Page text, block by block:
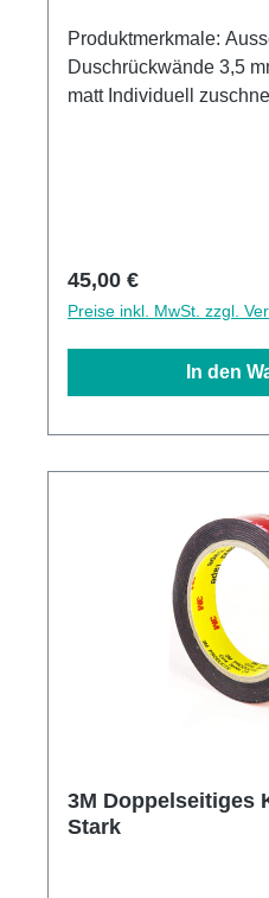
Produktmerkmale: Aussenckprofil für
Duschrückwände 3,5
matt Individuell
Regulärer Preis:
45,00 €
Preise inkl. MwSt. zzgl.
In den
3M Doppelseitiges
Stark